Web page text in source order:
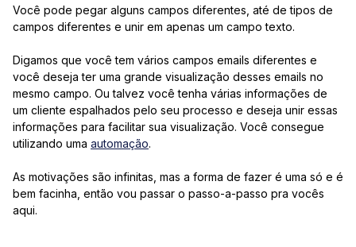
Você pode pegar alguns campos diferentes, até de tipos de
campos diferentes e unir em apenas um campo texto.
Digamos que você tem vários campos emails diferentes e
você deseja ter uma grande visualização desses emails no
mesmo campo. Ou talvez você tenha várias informações de
um cliente espalhados pelo seu processo e deseja unir essas
informações para facilitar sua visualização. Você consegue
utilizando uma automação.
As motivações são infinitas, mas a forma de fazer é uma só e é
bem facinha, então vou passar o passo-a-passo pra vocês
aqui.